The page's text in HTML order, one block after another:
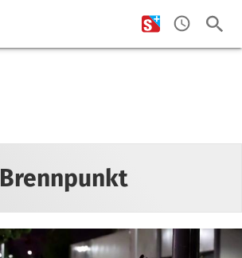
Brennpunkt